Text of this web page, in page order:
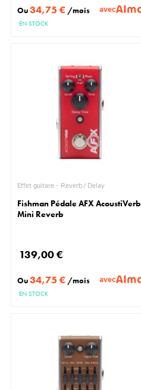
Ou34,75 € /mois avec
EN STOCK
Effet guitare - Reverb / Delay
Fishman Pédale AFX AcoustiVerb
Mini Reverb
139,00 €
Ou34,75 € /mois avec
EN STOCK